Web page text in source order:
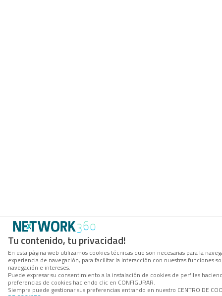
Tu contenido, tu privacidad!
En esta página web utilizamos cookies técnicas que son necesarias para la
experiencia de navegación, para facilitar la interacción con nuestras funciones
navegación e intereses.
Puede expresar su consentimiento a la instalación de cookies de perfiles
preferencias de cookies haciendo clic en CONFIGURAR.
Siempre puede gestionar sus preferencias entrando en nuestro CENTRO DE